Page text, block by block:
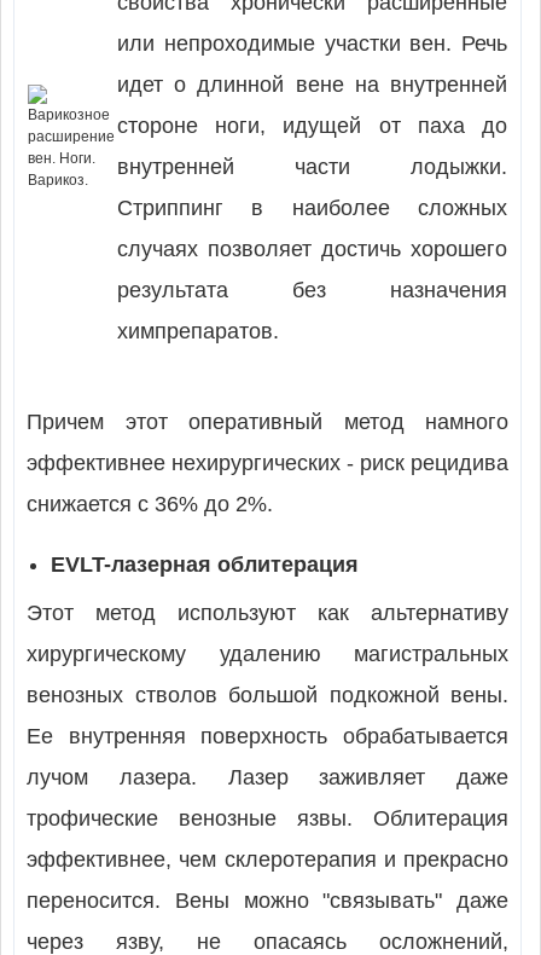
или непроходимые участки вен. Речь
идет о длинной вене на внутренней
стороне ноги, идущей от паха до
внутренней части лодыжки.
Стриппинг в наиболее сложных
случаях позволяет достичь хорошего
результата без назначения
химпрепаратов.
Причем этот оперативный метод намного
эффективнее нехирургических - риск рецидива
снижается с 36% до 2%.
EVLT-лазерная облитерация
Этот метод используют как альтернативу
хирургическому удалению магистральных
венозных стволов большой подкожной вены.
Ее внутренняя поверхность обрабатывается
лучом лазера. Лазер заживляет даже
трофические венозные язвы. Облитерация
эффективнее, чем склеротерапия и прекрасно
переносится. Вены можно "связывать" даже
через язву, не опасаясь осложнений,